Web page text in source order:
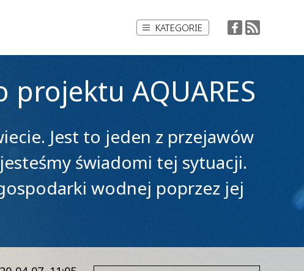
KATEGORIE
AQUARES
Jest to jeden z przejawów
świadomi tej sytuacji.
wodnej poprzez jej